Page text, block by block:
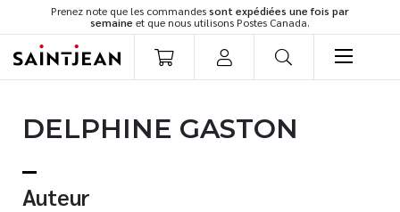
Prenez note que les commandessont expédiées une fois par
semaine et que nous utilisons Postes Canada.
Romans
Développement personnel
DELPHINE GASTON
Auteur